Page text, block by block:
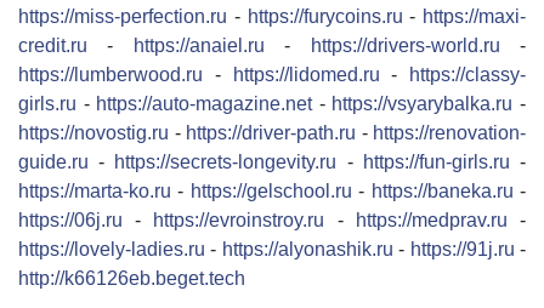
https://miss-perfection.ru - https://furycoins.ru - https://maxi-
credit.ru - https://anaiel.ru - https://drivers-world.ru -
https://lumberwood.ru - https://lidomed.ru -
https://classy-
girls.ru - https://auto-magazine.net- https://vsyarybalka.ru -
https://novostig.ru - https://driver-path.ru - https://renovation-
guide.ru - https://secrets-longevity.ru - https://fun-girls.ru -
https://marta-ko.ru - https://gelschool.ru - https://baneka.ru -
https://06j.ru - https://evroinstroy.ru - https://medprav.ru -
https://lovely-ladies.ru - https://alyonashik.ru - https://91j.ru -
http://k66126eb.beget.tech